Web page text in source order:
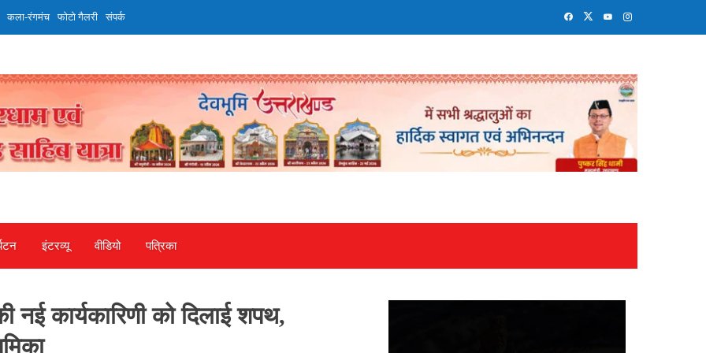
कला-रंगमंच फोटो गैलरी संपर्क
इंटरव्‍यू वीडियो पत्रिका
कार्यकारिणी को दिलाई शपथ,